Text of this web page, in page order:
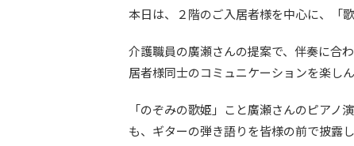
本日は、２階のご入居者様を中心に、「
介護職員の廣瀬さんの提案で、伴奏に合
居者様同士のコミュニケーションを楽し
「のぞみの歌姫」こと廣瀬さんのピア
も、ギターの弾き語りを皆様の前で披露